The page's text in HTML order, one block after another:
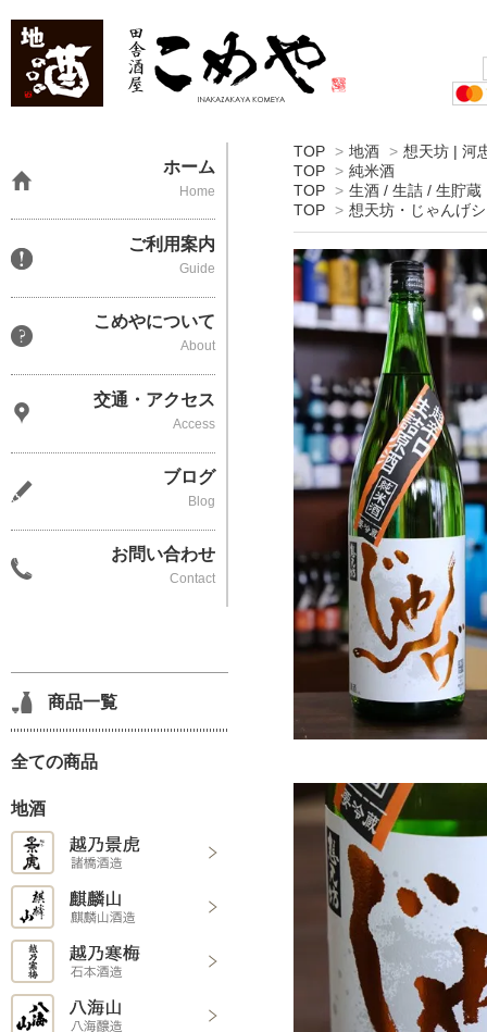
TOP > 地酒 > 想天坊 | 河
TOP > 純米酒
TOP > 生酒 / 生詰 / 生貯蔵
TOP > 想天坊・じゃんげ
ホーム
Home
ご利用案内
Guide
こめやについて
About
交通・アクセス
Access
ブログ
Blog
お問い合わせ
Contact
商品一覧
全ての商品
地酒